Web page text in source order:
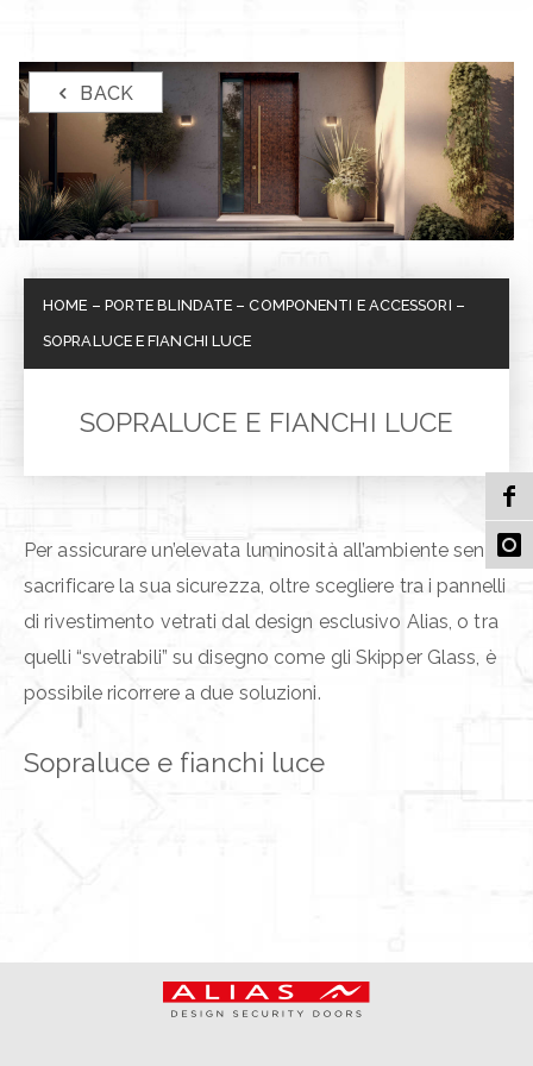
BACK
HOME – PORTE BLINDATE –COMPONENTI E ACCESSORI –
SOPRALUCE E FIANCHI LUCE
SOPRALUCE E FIANCHI LUCE
Per assicurare un’elevata luminosità all’ambiente senza
sacrificare la sua sicurezza, oltre scegliere tra i pannelli
di rivestimento vetrati dal design esclusivo Alias, o tra
quelli “svetrabili” su disegno come gli Skipper Glass, è
possibile ricorrere a due soluzioni.
Sopraluce e fianchi luce